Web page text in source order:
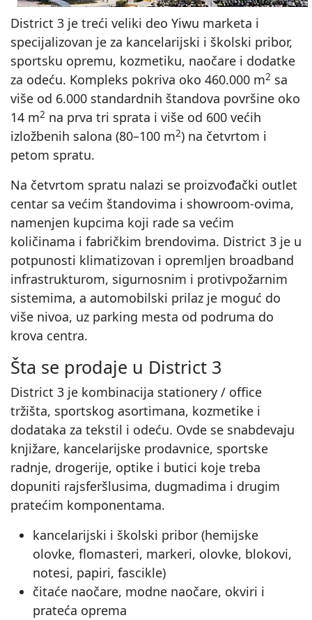
District 3 je treći veliki deo Yiwu marketa i
specijalizovan je za kancelarijski i školski pribor,
sportsku opremu, kozmetiku, naočare i dodatke
za odeću. Kompleks pokriva oko 460.000 m2 sa
više od 6.000 standardnih štandova površine oko
14 m2 na prva tri sprata i više od 600 većih
izložbenih salona (80–100 m2) na četvrtom i
petom spratu.
Na četvrtom spratu nalazi se proizvođački outlet
centar sa većim štandovima i showroom‑ovima,
namenjen kupcima koji rade sa većim
količinama i fabričkim brendovima. District 3 je u
potpunosti klimatizovan i opremljen broadband
infrastrukturom, sigurnosnim i protivpožarnim
sistemima, a automobilski prilaz je moguć do
više nivoa, uz parking mesta od podruma do
krova centra.
Šta se prodaje u District 3
District 3 je kombinacija stationery / office
tržišta, sportskog asortimana, kozmetike i
dodataka za tekstil i odeću. Ovde se snabdevaju
knjižare, kancelarijske prodavnice, sportske
radnje, drogerije, optike i butici koje treba
dopuniti rajsferšlusima, dugmadima i drugim
pratećim komponentama.
kancelarijski i školski pribor (hemijske
olovke, flomasteri, markeri, olovke, blokovi,
notesi, papiri, fascikle)
čitaće naočare, modne naočare, okviri i
prateća oprema